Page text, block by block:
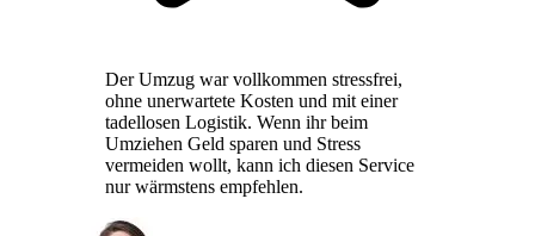
Der Umzug war vollkommen stressfrei,
ohne unerwartete Kosten und mit einer
tadellosen Logistik. Wenn ihr beim
Umziehen Geld sparen und Stress
vermeiden wollt, kann ich diesen Service
nur wärmstens empfehlen.